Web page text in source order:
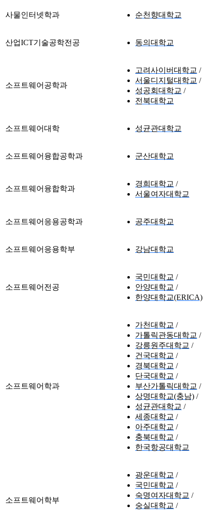
사물인터넷학과 순천향대학교
산업ICT기술공학전공 동의대학교
소프트웨어공학과
고려사이버대학교
서울디지털대학교
성공회대학교
전북대학교
소프트웨어대학 성균관대학교
소프트웨어융합공학과 군산대학교
소프트웨어융합학과
경희대학교
서울여자대학교
소프트웨어응용공학과 공주대학교
소프트웨어응용학부 강남대학교
소프트웨어전공
국민대학교
안양대학교
한양대학교(ERICA)
소프트웨어학과
가천대학교
가톨릭관동대학교
강릉원주대학교
건국대학교
경북대학교
단국대학교
부산가톨릭대학교
상명대학교(충남)
성균관대학교
세종대학교
아주대학교
충북대학교
한국항공대학교
소프트웨어학부
광운대학교
국민대학교
숙명여자대학교
숭실대학교